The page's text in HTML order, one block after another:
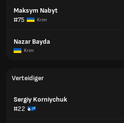
Maksym Nabyt
#75
Krim
Nazar Bayda
Krim
Verteidiger
Sergiy Korniychuk
#22